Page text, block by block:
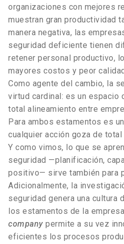
organizaciones con mejores
muestran gran productividad
manera negativa, las
seguridad deficiente tienen
retener personal productivo,
mayores costos y peor
Como agente del cambio, la
virtud cardinal: es un espacio
total alineamiento entre
Para ambos estamentos es
cualquier acción goza de
Y como vimos, lo que se
seguridad —planificación,
positivo— sirve también para
Adicionalmente, la
seguridad genera una cultura
los estamentos de la
company permite a su vez
eficientes los procesos